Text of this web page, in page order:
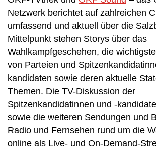
Netzwerk berichtet auf zahlreichen
umfassend und aktuell über die
Mittelpunkt stehen Storys über das
Wahlkampfgeschehen, die
von Parteien und
kandidaten sowie deren aktuelle
Themen. Die TV-Diskussion der
Spitzenkandidatinnen und -
sowie die weiteren Sendungen und
Radio und Fernsehen rund um die
online als Live- und On-Demand-